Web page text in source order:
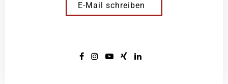
E-Mail schreiben